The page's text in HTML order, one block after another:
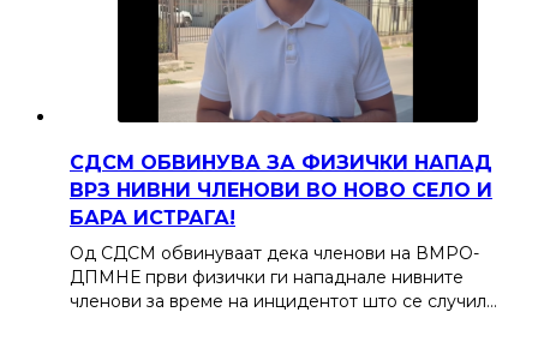
СДСМ ОБВИНУВА ЗА ФИЗИЧКИ НАПАД
ВРЗ НИВНИ ЧЛЕНОВИ ВО НОВО СЕЛО И
БАРА ИСТРАГА!
Од СДСМ обвинуваат дека членови на ВМРО-
ДПМНЕ први физички ги нападнале нивните
членови за време на инцидентот што се случил…